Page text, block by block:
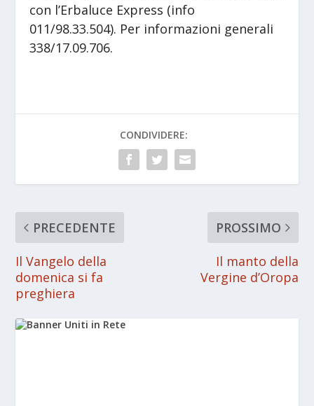
con l’Erbaluce Express (info
011/98.33.504). Per informazioni generali
338/17.09.706.
CONDIVIDERE:
PRECEDENTE
Il Vangelo della
domenica si fa
preghiera
PROSSIMO
Il manto della
Vergine d’Oropa